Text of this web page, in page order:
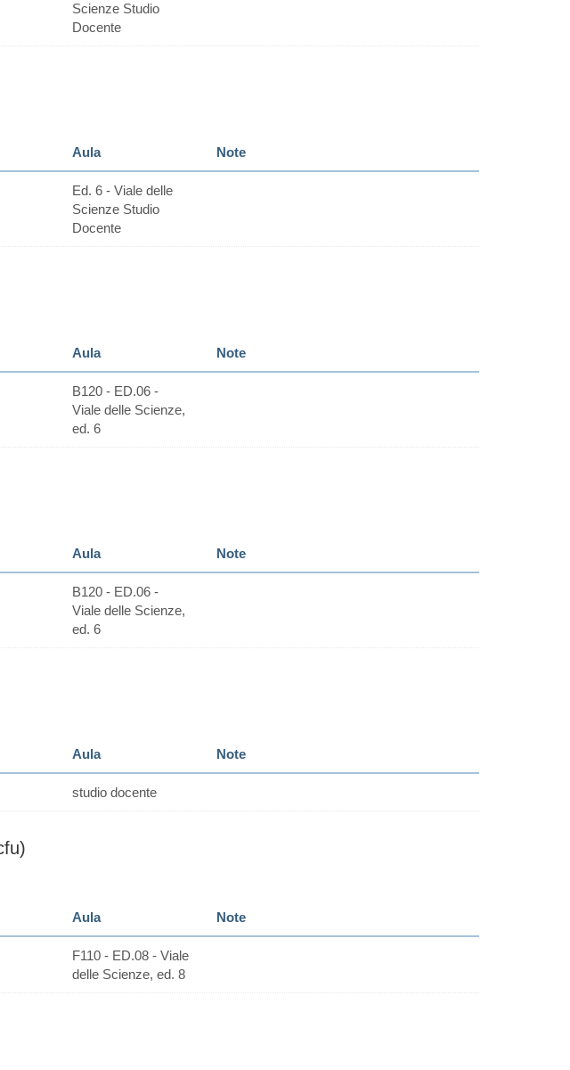
Scienze Studio
Docente
Aula Note
Ed. 6 - Viale delle
Scienze Studio
Docente
Aula Note
B120 - ED.06 -
Viale delle Scienze,
ed. 6
Aula Note
B120 - ED.06 -
Viale delle Scienze,
ed. 6
Aula Note
studio docente
Aula Note
F110 - ED.08 - Viale
delle Scienze, ed. 8